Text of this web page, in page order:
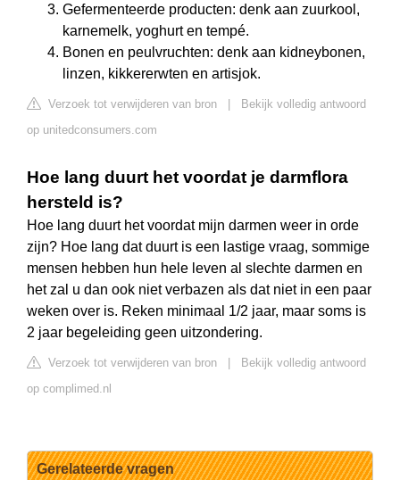
Gefermenteerde producten: denk aan zuurkool,
karnemelk, yoghurt en tempé.
Bonen en peulvruchten: denk aan kidneybonen,
linzen, kikkererwten en artisjok.
Verzoek tot verwijderen van bron | Bekijk volledig antwoord
op unitedconsumers.com
Hoe lang duurt het voordat je darmflora
hersteld is?
Hoe lang duurt het voordat mijn darmen weer in orde
zijn? Hoe lang dat duurt is een lastige vraag, sommige
mensen hebben hun hele leven al slechte darmen en
het zal u dan ook niet verbazen als dat niet in een paar
weken over is. Reken minimaal 1/2 jaar, maar soms is
2 jaar begeleiding geen uitzondering.
Verzoek tot verwijderen van bron | Bekijk volledig antwoord
op complimed.nl
Gerelateerde vragen